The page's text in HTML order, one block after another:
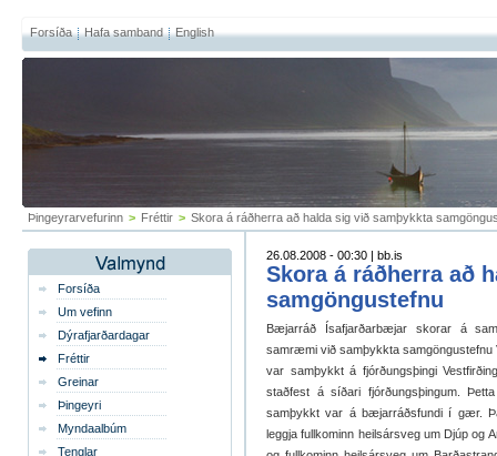
Forsíða Hafa samband English
Þingeyrarvefurinn > Fréttir > Skora á ráðherra að halda sig við samþykkta
Forsíða
Um vefinn
Dýrafjarðardagar
Fréttir
Greinar
Þingeyri
Myndaalbúm
Tenglar
26.08.2008 - 00:30 | bb.is
Skora á ráðherra að
samgöngustefnu
Bæjarráð Ísafjarðarbæjar skorar á
samræmi við samþykkta samgöngustefnu
var samþykkt á fjórðungsþingi
staðfest á síðari fjórðungsþingum.
samþykkt var á bæjarráðsfundi í gær.
leggja fullkominn heilsársveg um Djúp og